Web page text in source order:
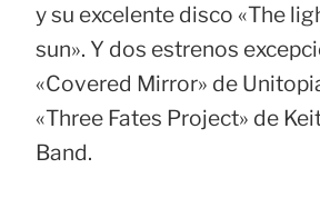
y su excelente disco «The
sun». Y dos estrenos
«Covered Mirror» de
«Three Fates Project» de
Band.